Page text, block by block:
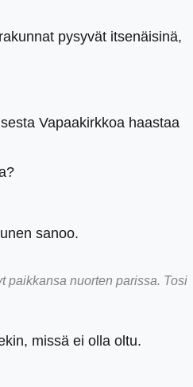
pysyvät itsenäisinä,
Vapaakirkkoa haastaa
sanoo.
paikkansa nuorten parissa. Tosi
missä ei olla oltu.